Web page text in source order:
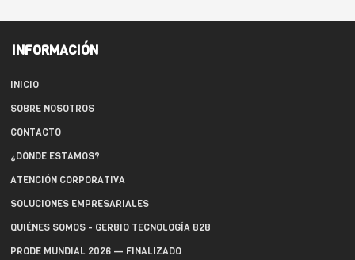
INFORMACIÓN
INICIO
SOBRE NOSOTROS
CONTACTO
¿DÓNDE ESTAMOS?
ATENCIÓN CORPORATIVA
SOLUCIONES EMPRESARIALES
QUIÉNES SOMOS - GERBIO TECNOLOGÍA B2B
PRODE MUNDIAL 2026 — FINALIZADO